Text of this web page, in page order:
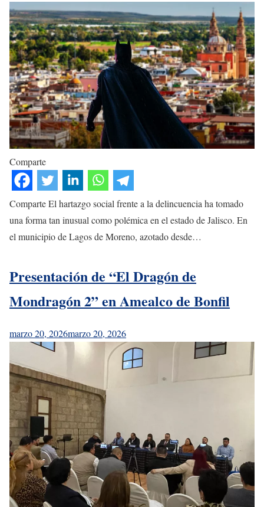
Comparte
Comparte El hartazgo social frente a la delincuencia ha tomado
una forma tan inusual como polémica en el estado de Jalisco. En
el municipio de Lagos de Moreno, azotado desde…
Presentación de “El Dragón de
Mondragón 2” en Amealco de Bonfil
marzo 20, 2026marzo 20, 2026